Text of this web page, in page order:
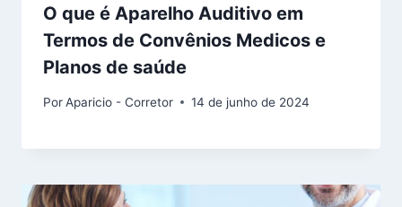
O que é Aparelho Auditivo em
Termos de Convênios Medicos e
Planos de saúde
PorAparicio - Corretor 14 de junho de 2024